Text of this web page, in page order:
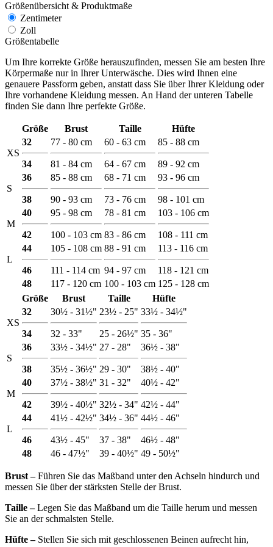
Größenübersicht & Produktmaße
Zentimeter
Zoll
Größentabelle
Um Ihre korrekte Größe herauszufinden, messen Sie am besten Ihre
Körpermaße nur in Ihrer Unterwäsche. Dies wird Ihnen eine
genauere Passform geben, anstatt dass Sie über Ihrer Kleidung oder
Ihre vorhandene Kleidung messen. An Hand der unteren Tabelle
finden Sie dann Ihre perfekte Größe.
Größe Brust Taille Hüfte
XS
32
34
77 - 80 cm
81 - 84 cm
60 - 63 cm
64 - 67 cm
85 - 88 cm
89 - 92 cm
S
36
38
85 - 88 cm
90 - 93 cm
68 - 71 cm
73 - 76 cm
93 - 96 cm
98 - 101 cm
M
40
42
95 - 98 cm
100 - 103 cm
78 - 81 cm
83 - 86 cm
103 - 106 cm
108 - 111 cm
L
44
46
105 - 108 cm
111 - 114 cm
88 - 91 cm
94 - 97 cm
113 - 116 cm
118 - 121 cm
48
117 - 120 cm 100 - 103 cm 125 - 128 cm
Größe
Brust Taille Hüfte
XS
32
34
30½ - 31½"
32 - 33"
23½ - 25"
25 - 26½"
33½ - 34½"
35 - 36"
S
36
38
33½ - 34½"
35½ - 36½"
27 - 28"
29 - 30"
36½ - 38"
38½ - 40"
M
40
42
37½ - 38½"
39½ - 40½"
31 - 32"
32½ - 34"
40½ - 42"
42½ - 44"
L
44
46
41½ - 42½"
43½ - 45"
34½ - 36"
37 - 38"
44½ - 46"
46½ - 48"
48
46 - 47½" 39 - 40½" 49 - 50½"
Brust ‒Führen Sie das Maßband unter den Achseln hindurch und
messen Sie über der stärksten Stelle der Brust.
Taille ‒Legen Sie das Maßband um die Taille herum und messen
Sie an der schmalsten Stelle.
Hüfte ‒Stellen Sie sich mit geschlossenen Beinen aufrecht hin,